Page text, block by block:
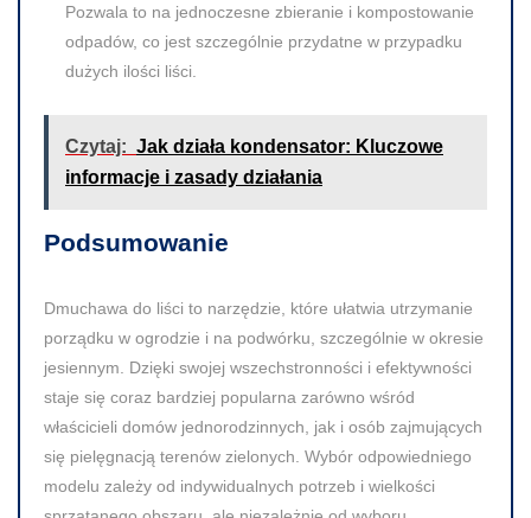
Pozwala to na jednoczesne zbieranie i kompostowanie
odpadów, co jest szczególnie przydatne w przypadku
dużych ilości liści.
Czytaj: Jak działa kondensator: Kluczowe
informacje i zasady działania
Podsumowanie
Dmuchawa do liści to narzędzie, które ułatwia utrzymanie
porządku w ogrodzie i na podwórku, szczególnie w okresie
jesiennym. Dzięki swojej wszechstronności i efektywności
staje się coraz bardziej popularna zarówno wśród
właścicieli domów jednorodzinnych, jak i osób zajmujących
się pielęgnacją terenów zielonych. Wybór odpowiedniego
modelu zależy od indywidualnych potrzeb i wielkości